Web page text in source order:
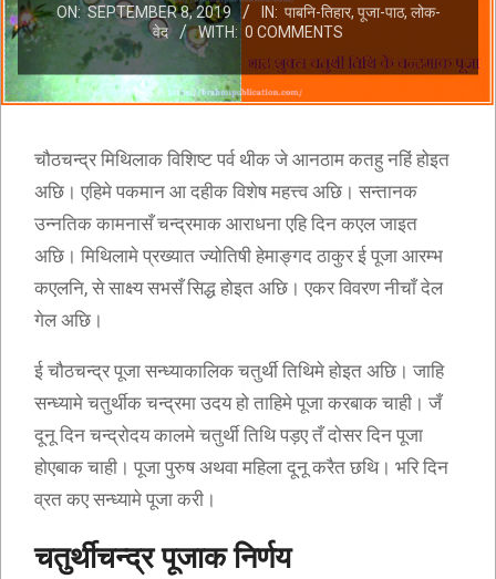
ON: SEPTEMBER 8, 2019 IN: पाबनि-तिहार, पूजा-पाठ, लोक-
वेद
WITH: 0 COMMENTS
चौठचन्द्र मिथिलाक विशिष्ट पर्व थीक जे आनठाम कतहु नहिं होइत
अछि। एहिमे पकमान आ दहीक विशेष महत्त्व अछि। सन्तानक
उन्नतिक कामनासँ चन्द्रमाक आराधना एहि दिन कएल जाइत
अछि। मिथिलामे प्रख्यात ज्योतिषी हेमाङ्गद ठाकुर ई पूजा आरम्भ
कएलनि, से साक्ष्य सभसँ सिद्ध होइत अछि। एकर विवरण नीचाँ देल
गेल अछि।
ई चौठचन्द्र पूजा सन्ध्याकालिक चतुर्थी तिथिमे होइत अछि। जाहि
सन्ध्यामे चतुर्थीक चन्द्रमा उदय हो ताहिमे पूजा करबाक चाही। जँ
दूनू दिन चन्द्रोदय कालमे चतुर्थी तिथि पड़ए तँ दोसर दिन पूजा
होएबाक चाही। पूजा पुरुष अथवा महिला दूनू करैत छथि। भरि दिन
व्रत कए सन्ध्यामे पूजा करी।
चतुर्थीचन्द्र पूजाक निर्णय